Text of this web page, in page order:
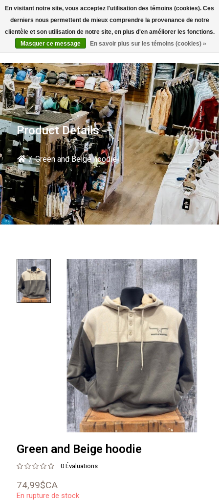
Rechercher
Product Details
/ Green and Beige hoodie
Green and Beige hoodie
0 Évaluations
74,99$CA
En rupture de stock
En visitant notre site, vous acceptez l'utilisation des témoins (cookies). Ces
derniers nous permettent de mieux comprendre la provenance de notre
clientèle et son utilisation de notre site, en plus d'en améliorer les fonctions.
Masquer ce message
En savoir plus sur les témoins (cookies) »